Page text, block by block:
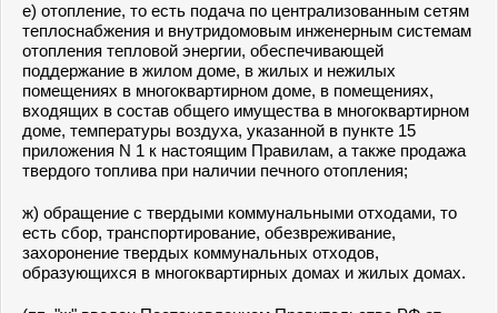
е) отопление, то есть подача по централизованным сетям
теплоснабжения и внутридомовым инженерным системам
отопления тепловой энергии, обеспечивающей
поддержание в жилом доме, в жилых и нежилых
помещениях в многоквартирном доме, в помещениях,
входящих в состав общего имущества в многоквартирном
доме, температуры воздуха, указанной в пункте 15
приложения N 1 к настоящим Правилам, а также продажа
твердого топлива при наличии печного отопления;
ж) обращение с твердыми коммунальными отходами, то
есть сбор, транспортирование, обезвреживание,
захоронение твердых коммунальных отходов,
образующихся в многоквартирных домах и жилых домах.